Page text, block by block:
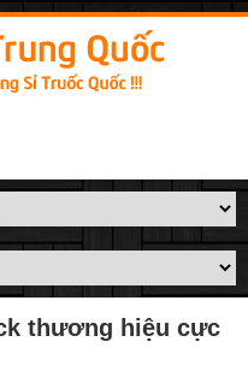
thương hiệu cực